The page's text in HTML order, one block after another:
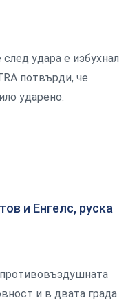
удара е избухнал
потвърди, че
ударено.
и Енгелс, руска
и в двата града